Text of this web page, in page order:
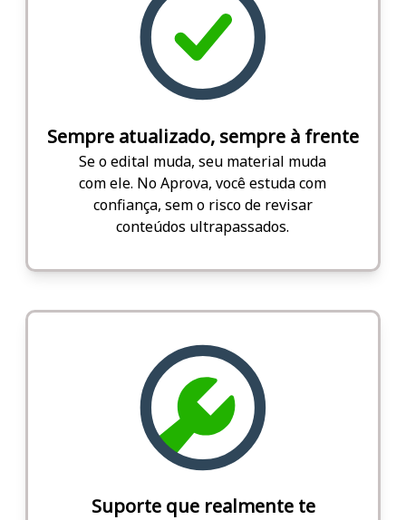
Sempre atualizado, sempre à frente
Se o edital muda, seu material muda
com ele. No Aprova, você estuda com
confiança, sem o risco de revisar
conteúdos ultrapassados.
Suporte que realmente te